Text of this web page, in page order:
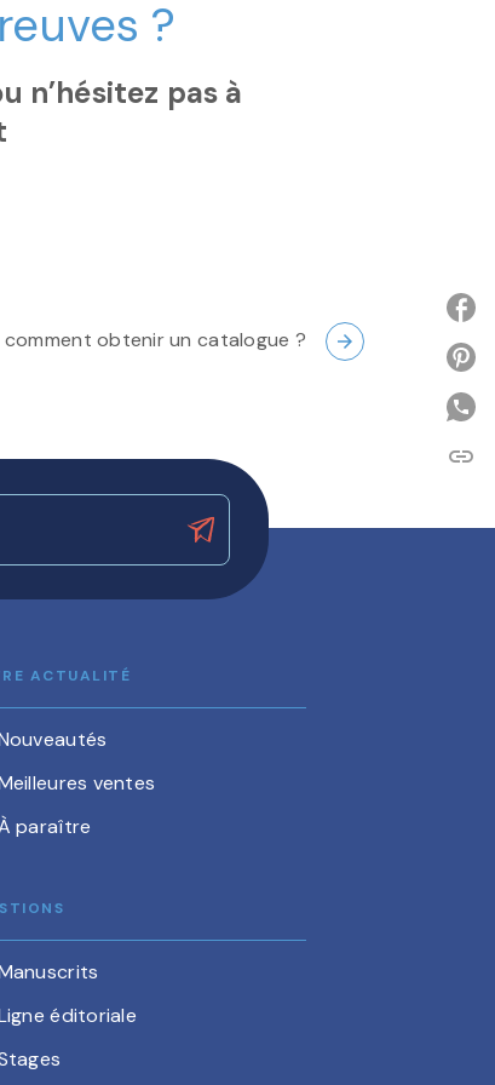
?
n’hésitez pas à
comment obtenir un catalogue ? arrow_forward
link
ACTUALITÉ
ventes
paraître
éditoriale